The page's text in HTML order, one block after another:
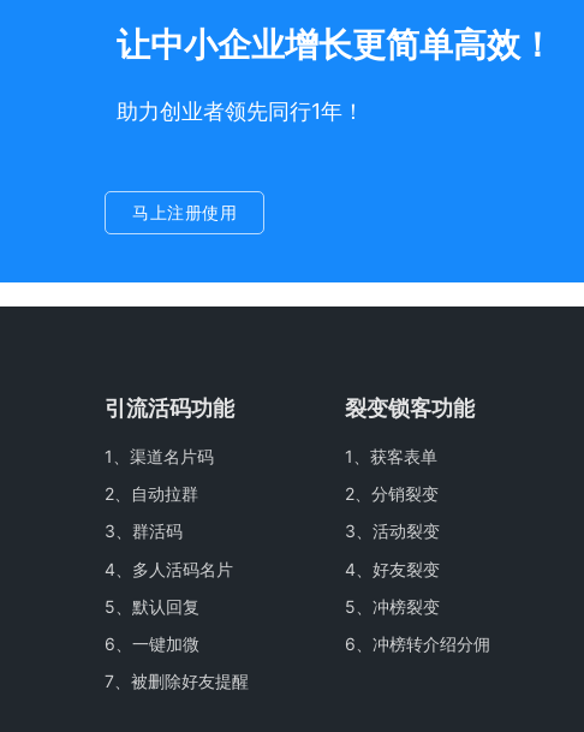
让中小企业增长更简单高效！
助力创业者领先同行1年！
马上注册使用
引流活码功能
1、 渠道名片码
2、
自动拉群
3、 群活码
4、 多人活码名片
5、 默认回复
6、 一键加微
7、 被删除好友提醒
裂变锁客功能
1、 获客表单
2、 分销裂变
3、 活动裂变
4、 好友裂变
5、 冲榜裂变
6、 冲榜转介绍分佣